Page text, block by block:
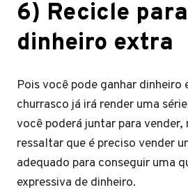
6) Recicle
dinheiro extra
Pois você pode ganhar dinheiro
churrasco já irá render uma
você poderá juntar para
ressaltar que é preciso vender
adequado para conseguir uma
expressiva de dinheiro.